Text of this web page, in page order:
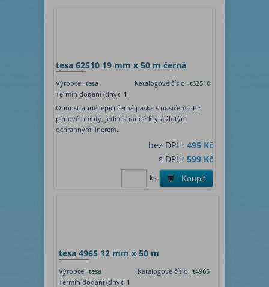
tesa 62510 19 mm x 50 m černá
Výrobce: tesa Katalogové číslo: t62510
Termín dodání (dny): 1
Oboustranně lepicí černá páska s nosičem z PE
pěnové hmoty, jednostranně krytá žlutým
ochranným linerem.
bez DPH: 495 Kč
s DPH: 599 Kč
Koupit
ks
tesa 4965 12 mm x 50 m
Výrobce: tesa Katalogové číslo: t4965
Termín dodání (dny): 1